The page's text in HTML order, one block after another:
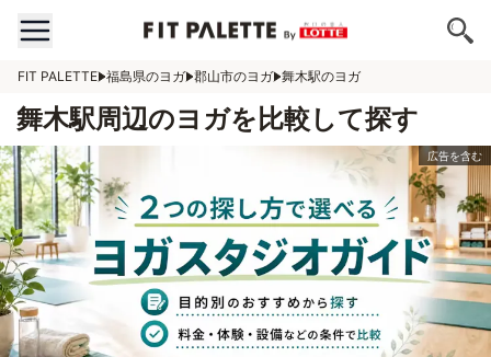
FIT PALETTE 福島県のヨガ 郡山市のヨガ 舞木駅のヨガ
舞木駅周辺のヨガを比較して探す